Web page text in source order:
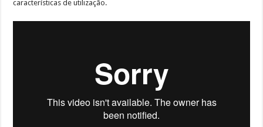
características de utilização.